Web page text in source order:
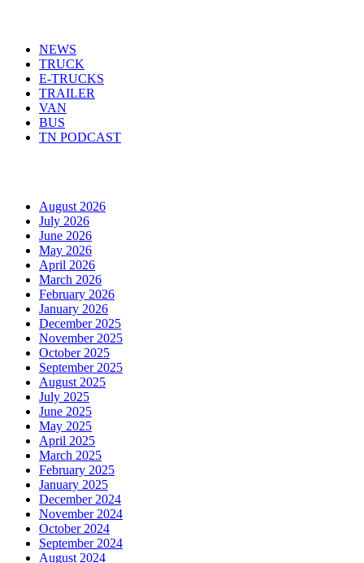
NEWS
TRUCK
E-TRUCKS
TRAILER
VAN
BUS
TN PODCAST
August 2026
July 2026
June 2026
May 2026
April 2026
March 2026
February 2026
January 2026
December 2025
November 2025
October 2025
September 2025
August 2025
July 2025
June 2025
May 2025
April 2025
March 2025
February 2025
January 2025
December 2024
November 2024
October 2024
September 2024
August 2024